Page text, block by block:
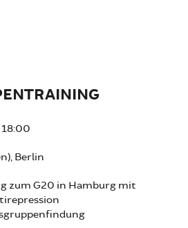
18:00
Berlin
zum G20 in Hamburg mit